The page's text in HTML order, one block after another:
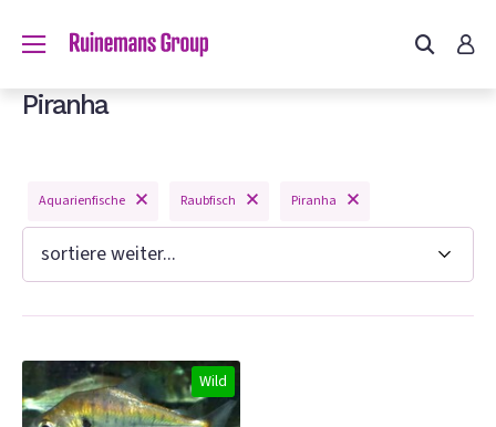
Piranha
Aquarienfische Raubfisch Piranha
Wild